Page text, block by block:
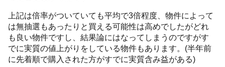
上記は倍率がついていても平均で3倍程度、物件によって
は無抽選もあったりと買える可能性は高めでしたがどれ
も良い物件ですし、結果論にはなってしまうのですがす
でに実質の値上がりをしている物件もあります。(半年前
に先着順で購入された方がすでに実質含み益がある)